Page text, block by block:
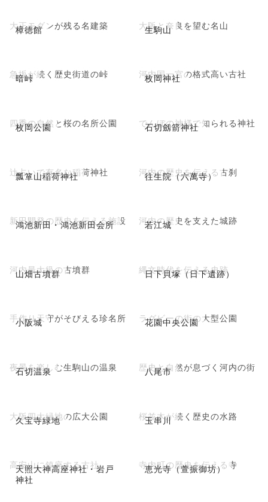
樟徳館
大正モダンが残る名建築 生駒山
大阪と奈良を望む名山
暗峠
急坂が続く歴史街道の峠 枚岡神社
河内国一宮の格式高い古社
枚岡公園
四季の自然と桜の名所公園 石切劔箭神社
でんぼの神様で知られる神社
瓢箪山稲荷神社
辻占いで有名な稲荷神社 往生院（六萬寺）
河内の歴史を伝える古刹
鴻池新田・鴻池新田会所
新田開発の歴史を伝える施設 若江城
河内の歴史を支えた城跡
山畑古墳群
河内最大級の古墳群 日下貝塚（日下遺跡）
縄文時代を伝える史跡
小阪城
手作り天守がそびえる珍名所 花園中央公園
ラグビーの街の大型公園
石切温泉
夜景を楽しむ生駒山の温泉 八尾市
歴史と自然が息づく河内の街
久宝寺緑地
大阪四大緑地の広大公園 玉串川
桜並木が続く歴史の水路
天照大神高座神社・岩戸
神社
高安山に鎮座する古社 恵光寺（萱振御坊）
寺内町の歴史を伝える寺